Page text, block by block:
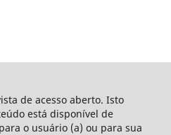
de acesso aberto. Isto
está disponível de
o usuário (a) ou para sua